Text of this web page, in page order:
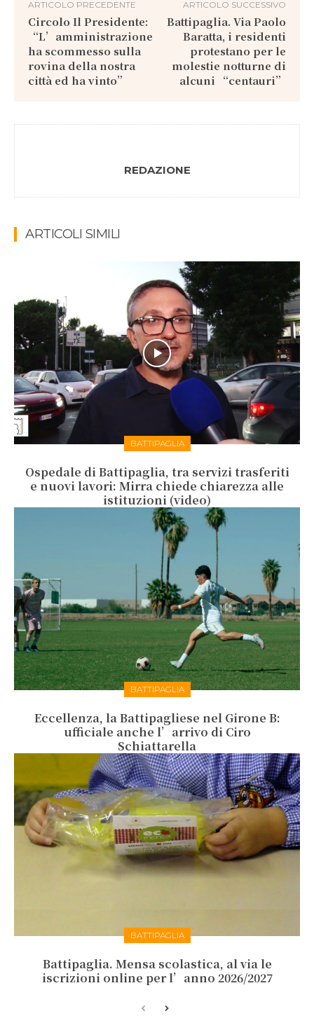
ARTICOLO PRECEDENTE
Circolo Il Presidente:
“L’amministrazione
ha scommesso sulla
rovina della nostra
città ed ha vinto”
ARTICOLO SUCCESSIVO
Battipaglia. Via Paolo
Baratta, i residenti
protestano per le
molestie notturne di
alcuni “centauri”
REDAZIONE
ARTICOLI SIMILI
BATTIPAGLIA
Ospedale di Battipaglia, tra servizi trasferiti
e nuovi lavori: Mirra chiede chiarezza alle
istituzioni (video)
BATTIPAGLIA
Eccellenza, la Battipagliese nel Girone B:
ufficiale anche l’arrivo di Ciro
Schiattarella
BATTIPAGLIA
Battipaglia. Mensa scolastica, al via le
iscrizioni online per l’anno 2026/2027